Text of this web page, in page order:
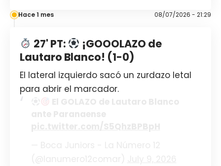
Hace 1 mes 08/07/2026 - 21:29
27' PT:
¡GOOOLAZO de
Lautaro Blanco! (1-0)
El lateral izquierdo sacó un zurdazo letal
para abrir el marcador.